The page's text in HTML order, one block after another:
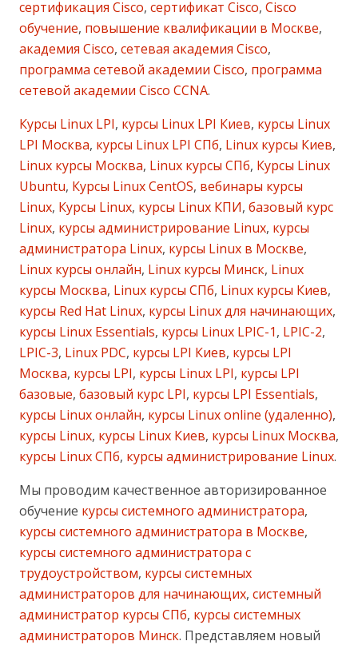
сертификация Cisco, сертификат Cisco, Cisco
обучение, повышение квалификации в Москве,
академия Cisco, сетевая академия Cisco,
программа сетевой академии Cisco, программа
сетевой академии Cisco CCNA.
Курсы Linux LPI, курсы Linux LPI Киев, курсы Linux
LPI Москва, курсы Linux LPI СПб, Linux курсы Киев,
Linux курсы Москва, Linux курсы СПб, Курсы Linux
Ubuntu, Курсы Linux CentOS, вебинары курсы
Linux, Курсы Linux, курсы Linux КПИ, базовый курс
Linux, курсы администрирование Linux, курсы
администратора Linux, курсы Linux в Москве,
Linux курсы онлайн, Linux курсы Минск, Linux
курсы Москва, Linux курсы СПб, Linux курсы Киев,
курсы Red Hat Linux, курсы Linux для начинающих,
курсы Linux Essentials, курсы Linux LPIC-1, LPIC-2,
LPIC-3, Linux PDC, курсы LPI Киев, курсы LPI
Москва, курсы LPI, курсы Linux LPI, курсы LPI
базовые, базовый курс LPI, курсы LPI Essentials,
курсы Linux онлайн, курсы Linux online (удаленно),
курсы Linux, курсы Linux Киев, курсы Linux Москва,
курсы Linux СПб, курсы администрирование Linux.
Мы проводим качественное авторизированное
обучение курсы системного администратора,
курсы системного администратора в Москве,
курсы системного администратора с
трудоустройством, курсы системных
администраторов для начинающих, системный
администратор курсы СПб, курсы системных
администраторов Минск. Представляем новый